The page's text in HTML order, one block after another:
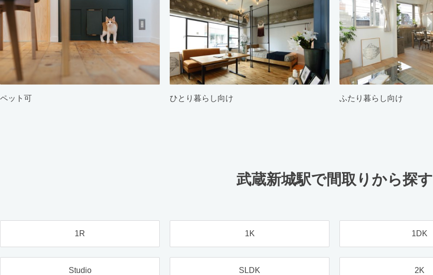
ペット可 ひとり暮らし向け ふたり暮らし向け
武蔵新城駅で間取りから探す
1R 1K 1DK
Studio SLDK 2K